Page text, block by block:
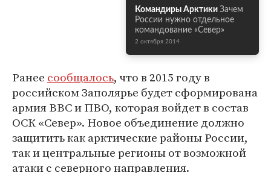
Командиры Арктики Зачем
России нужно отдельное
командование «Север»
2 октября 2014
Ранее сообщалось, что в 2015 году в
российском Заполярье будет сформирована
армия ВВС и ПВО, которая войдет в состав
ОСК «Север». Новое объединение должно
защитить как арктические районы России,
так и центральные регионы от возможной
атаки с северного направления.